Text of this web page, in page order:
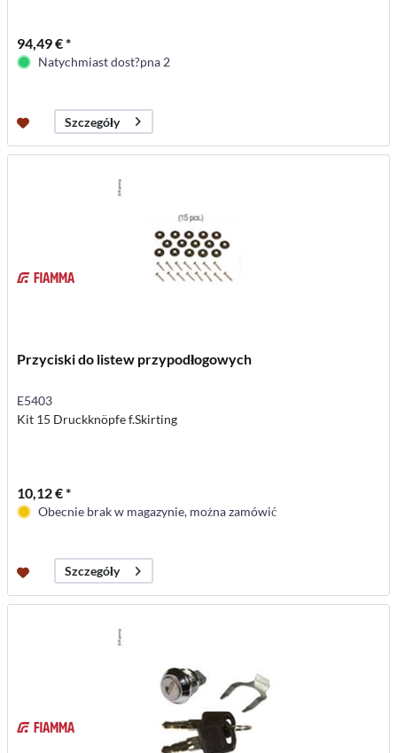
94,49 € *
Natychmiast dost?pna 2
Szczegóły
Przyciski do listew przypodłogowych
E5403
Kit 15 Druckknöpfe f.Skirting
10,12 € *
Obecnie brak w magazynie, można zamówić
Szczegóły